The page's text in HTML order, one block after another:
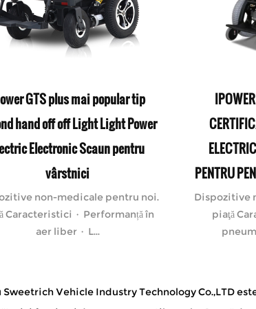
GTS plus mai popular tip
hand off off Light Light Power
Electronic Scaun pentru
vârstnici
non-medicale pentru noi.
Caracteristici · Performanță în
aer liber · L...
PENTRU
Dispozitive
piaţă
Sweetrich Vehicle Industry Technology Co.,LTD